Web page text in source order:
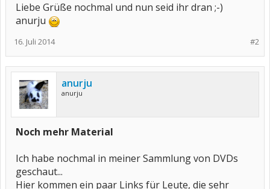
Liebe Grüße nochmal und nun seid ihr dran ;-)
anurju
#2
16. Juli 2014
anurju
anurju
Noch mehr Material
Ich habe nochmal in meiner Sammlung von DVDs
geschaut...
Hier kommen ein paar Links für Leute, die sehr